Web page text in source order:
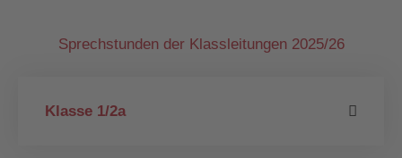
Sprechstunden der Klassleitungen 2025/26
Klasse 1/2a